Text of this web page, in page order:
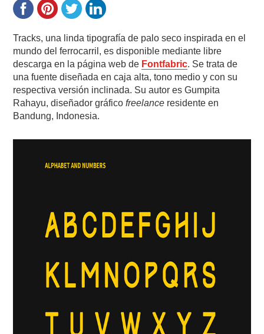
Tracks, una linda tipografía de palo seco inspirada en el
mundo del ferrocarril, es disponible mediante libre
descarga en la página web de Fontfabric. Se trata de
una fuente diseñada en caja alta, tono medio y con su
respectiva versión inclinada. Su autor esGumpita
Rahayu, diseñador gráficofreelance residente en
Bandung, Indonesia.